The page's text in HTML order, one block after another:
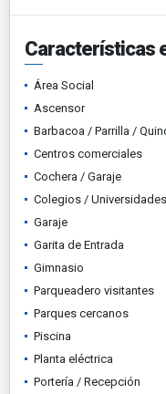
Características
Área Social
Ascensor
Barbacoa / Parrilla /
Centros comerciales
Cochera / Garaje
Colegios / Universidades
Garaje
Garita de Entrada
Gimnasio
Parqueadero visitantes
Parques cercanos
Piscina
Planta eléctrica
Portería / Recepción